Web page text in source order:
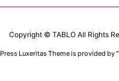
Copyright © TABLOAll Rights
Luxeritas Theme is provided by "